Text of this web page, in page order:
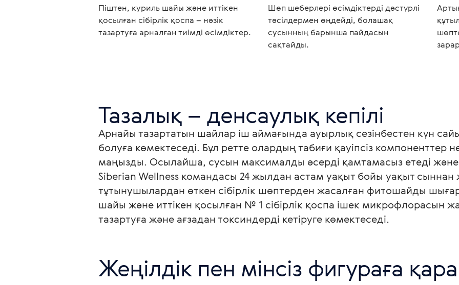
Піштен, куриль шайы және иттікен
қосылған сібірлік қоспа – нәзік
тазартуға арналған тиімді өсімдіктер.
Шөп шеберлері өсімдіктерді дәстүрлі
тәсілдермен өңдейді, болашақ
сусынның барынша пайдасын
сақтайды.
Тазалық – денсаулық кепілі
Арнайы тазартатын шайлар іш аймағында ауырлық сезінбестен күн
болуға көмектеседі. Бұл ретте олардың табиғи қауіпсіз компоненттер
маңызды. Осылайша, сусын максималды әсерді қамтамасыз етеді және
Siberian Wellness командасы 24 жылдан астам уақыт бойы уақыт
тұтынушылардан өткен сібірлік шөптерден жасалған фитошайды
шайы және иттікен қосылған № 1 сібірлік қоспа ішек микрофлорасын
тазартуға және ағзадан токсиндерді кетіруге көмектеседі.
Жеңілдік пен мінсіз фигураға